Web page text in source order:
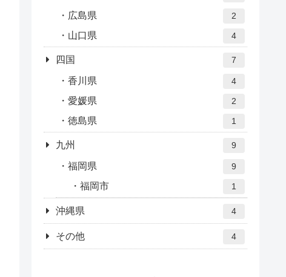
広島県 2
山口県 4
四国 7
香川県 4
愛媛県 2
徳島県 1
九州 9
福岡県 9
福岡市 1
沖縄県 4
その他 4